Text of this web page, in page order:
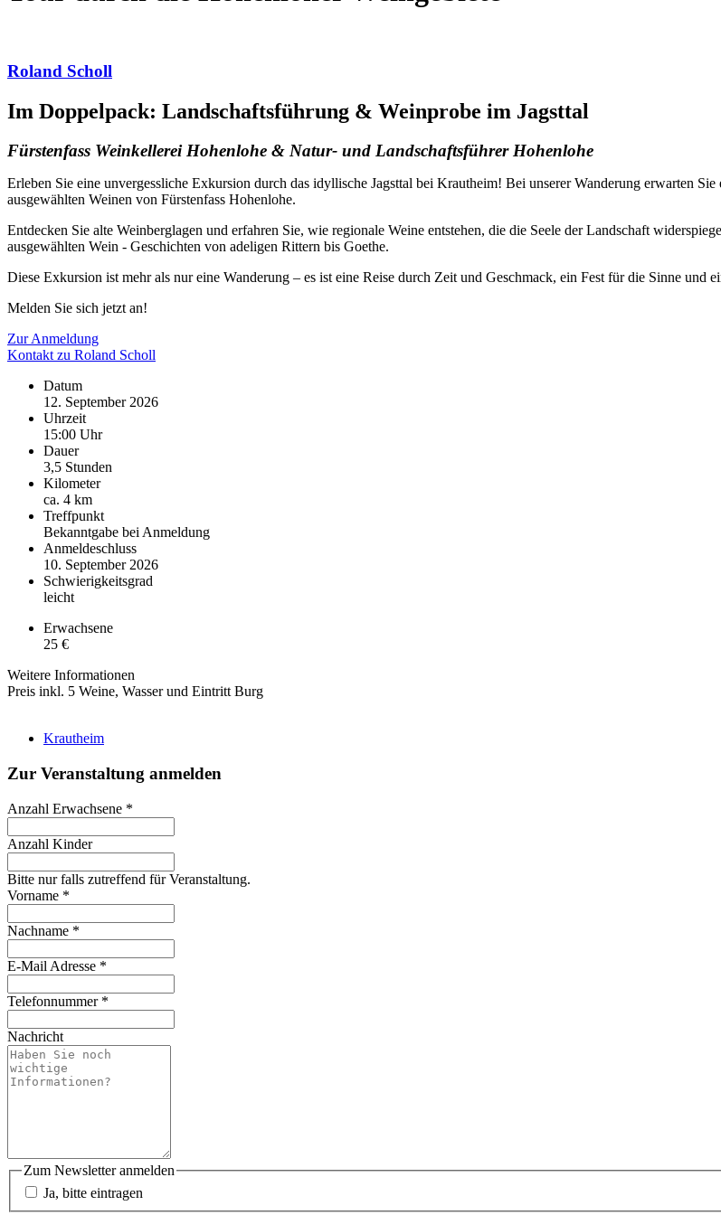
Roland Scholl
Im Doppelpack: Landschaftsführung & Weinprobe im Jagsttal
Fürstenfass Weinkellerei Hohenlohe & Natur- und Landschaftsführer Hohenlohe
Erleben Sie eine unvergessliche Exkursion durch das idyllische Jagsttal bei Krautheim! Bei unserer Wanderung erwarten
ausgewählten Weinen von Fürstenfass Hohenlohe.
Entdecken Sie alte Weinberglagen und erfahren Sie, wie regionale Weine entstehen, die die Seele der Landschaft
ausgewählten Wein - Geschichten von adeligen Rittern bis Goethe.
Diese Exkursion ist mehr als nur eine Wanderung – es ist eine Reise durch Zeit und Geschmack, ein Fest für die Sinne und
Melden Sie sich jetzt an!
Zur Anmeldung
Kontakt zu Roland Scholl
Datum
12. September 2026
Uhrzeit
15:00 Uhr
Dauer
3,5 Stunden
Kilometer
ca. 4 km
Treffpunkt
Bekanntgabe bei Anmeldung
Anmeldeschluss
10. September 2026
Schwierigkeitsgrad
leicht
Erwachsene
25 €
Weitere Informationen
Preis inkl. 5 Weine, Wasser und Eintritt Burg
Krautheim
Zur Veranstaltung anmelden
Anzahl Erwachsene *
Anzahl Kinder
Bitte nur falls zutreffend für Veranstaltung.
Vorname *
Nachname *
E-Mail Adresse *
Telefonnummer *
Nachricht
Zum Newsletter anmelden
Ja, bitte eintragen